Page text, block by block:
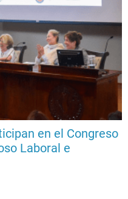
en el Congreso
Laboral e